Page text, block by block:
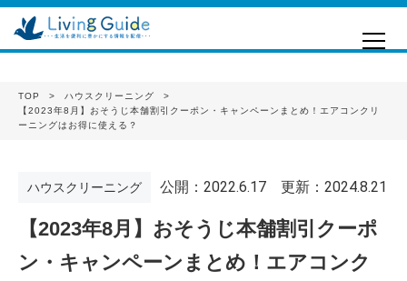
TOP
ハウスクリーニング
【2023年8月】おそうじ本舗割引クーポン・キャンペーンまとめ！エアコンクリ
ーニングはお得に使える？
ハウスクリーニング 公開：2022.6.17 更新：2024.8.21
【2023年8月】おそうじ本舗割引クーポ
ン・キャンペーンまとめ！エアコンク